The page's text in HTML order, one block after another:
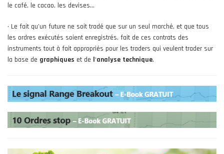
le café, le cacao, les devises...
• Le fait qu’un future ne soit tradé que sur un seul marché, et que tous
les ordres exécutés soient enregistrés, fait de ces contrats des
instruments tout à fait appropriés pour les traders qui veulent trader sur
la base de graphiques et de l'analyse technique.